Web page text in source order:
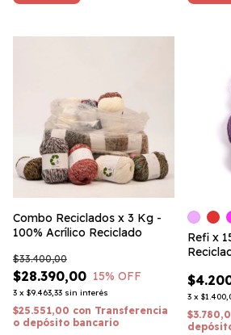
Combo Reciclados x 3 Kg -
100% Acrílico Reciclado
$28.390,00
$33.400,00
15% OFF
3 x $9.463,33 sin interés
$25.551,00 con Transferencia
o depósito bancario
Refi x
3 x